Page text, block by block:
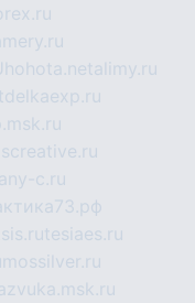
hohota.net alimy.ru
c.ru
tesiaes.ru
mossilver.ru